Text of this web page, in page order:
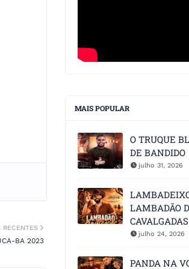
RECENTES
BA 2023
MAIS POPULAR
O TRUQUE
DE BANDIDO
julho 31, 2026
LAMBADÃO
CAVALGADAS
julho 24, 2026
PANDA NA